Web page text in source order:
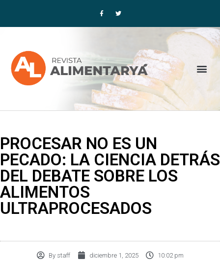
a
e
w
t
PROCESAR NO ES UN
PECADO: LA CIENCIA DETRÁS
DEL DEBATE SOBRE LOS
ALIMENTOS
ULTRAPROCESADOS
Bystaff diciembre 1, 2025
10:02 pm